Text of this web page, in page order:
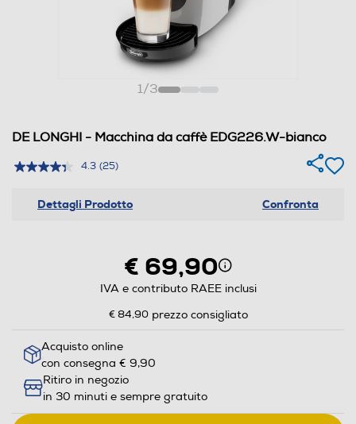
1/3
DE LONGHI - Macchina da caffè EDG226.W-bianco
4.3 (25)
Dettagli Prodotto Confronta
€ 69,90
IVA e contributo RAEE inclusi
€ 84,90 prezzo consigliato
Acquisto online
con consegna € 9,90
Ritiro in negozio
in 30 minuti e sempre gratuito